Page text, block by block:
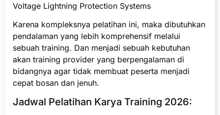
Voltage Lightning Protection Systems
Karena kompleksnya pelatihan ini, maka dibutuhkan
pendalaman yang lebih komprehensif melalui
sebuah training. Dan menjadi sebuah kebutuhan
akan training provider yang berpengalaman di
bidangnya agar tidak membuat peserta menjadi
cepat bosan dan jenuh.
Jadwal Pelatihan Karya Training 2026: